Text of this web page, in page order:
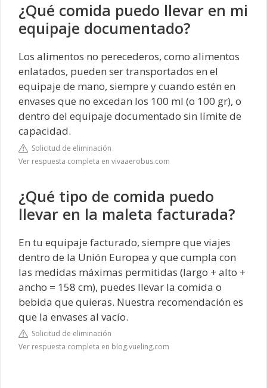
¿Qué comida puedo llevar en mi
equipaje documentado?
Los alimentos no perecederos, como alimentos
enlatados, pueden ser transportados en el
equipaje de mano, siempre y cuando estén en
envases que no excedan los 100 ml (o 100 gr), o
dentro del equipaje documentado sin límite de
capacidad.
Solicitud de eliminación
Ver respuesta completa en vivaaerobus.com
¿Qué tipo de comida puedo
llevar en la maleta facturada?
En tu equipaje facturado, siempre que viajes
dentro de la Unión Europea y que cumpla con
las medidas máximas permitidas (largo + alto +
ancho = 158 cm), puedes llevar la comida o
bebida que quieras. Nuestra recomendación es
que la envases al vacío.
Solicitud de eliminación
Ver respuesta completa en blog.vueling.com